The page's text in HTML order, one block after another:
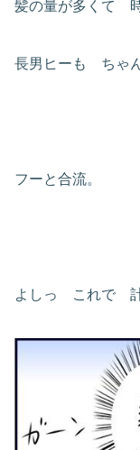
髪の量が多くて
長男ヒーも ちゃ
フーと合流。
よしっ これで 計